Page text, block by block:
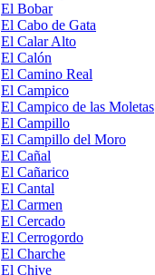
El Bobar
El Cabo de Gata
El Calar Alto
El Calón
El Camino Real
El Campico
El Campico de las Moletas
El Campillo
El Campillo del Moro
El Cañal
El Cañarico
El Cantal
El Carmen
El Cercado
El Cerrogordo
El Charche
El Chive